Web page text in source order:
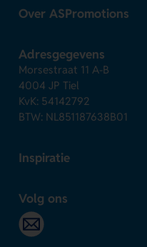
Over ASPromotions
Adresgegevens
Morsestraat 11 A-B
4004 JP Tiel
KvK: 54142792
BTW: NL851187638B01
Inspiratie
Volg ons